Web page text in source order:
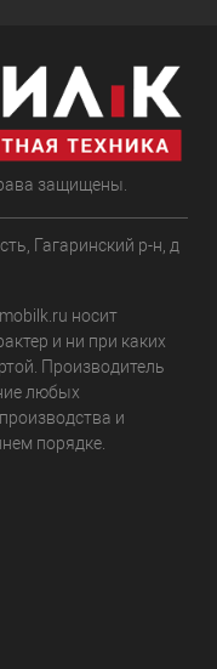
защищены.
Гагаринский р-н, д
носит
и ни при каких
Производитель
любых
и
порядке.